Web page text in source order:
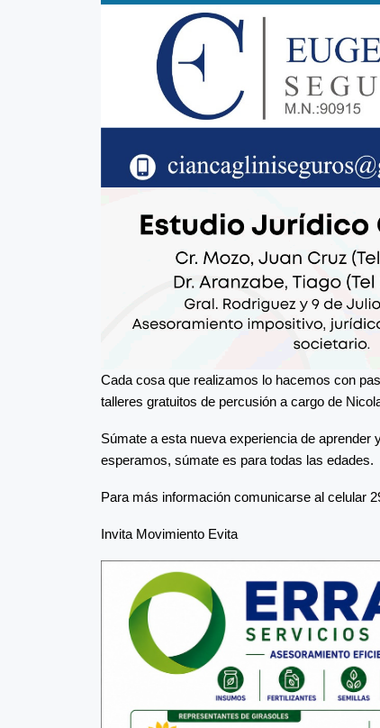
Cada cosa que realizamos lo hacemos con
talleres gratuitos de percusión a cargo de
Súmate a esta nueva experiencia de
esperamos, súmate es para todas las edades.
Para más información comunicarse al celular
Invita Movimiento Evita